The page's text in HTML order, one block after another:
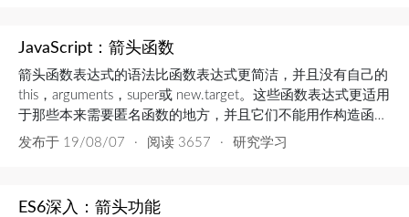
JavaScript：箭头函数
箭头函数表达式的语法比函数表达式更简洁，并且没有自己的
this，arguments，super或 new.target。这些函数表达式更适用
于那些本来需要匿名函数的地方，并且它们不能用作构造函
数。基础语法(参数1, 参数2, …, 参数N) => { 函数声明 } //相当
发布于 19/08/07 · 阅读 3657 · 研究学习
ES6深入：箭头功能